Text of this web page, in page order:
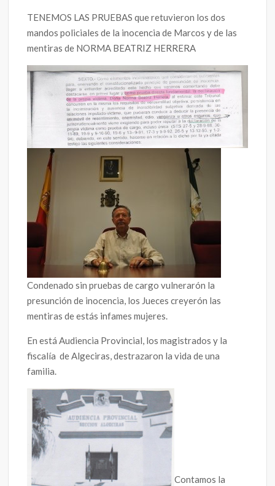
TENEMOS LAS PRUEBAS que retuvieron los dos
mandos policiales de la inocencia de Marcos y de las
mentiras de NORMA BEATRIZ HERRERA
Condenado sin pruebas de cargo vulnerarón la
presunción de inocencia, los Jueces creyerón las
mentiras de estás infames mujeres.
En está Audiencia Provincial, los magistrados y la
fiscalía de Algeciras, destrazaron la vida de una
familia.
Contamos la